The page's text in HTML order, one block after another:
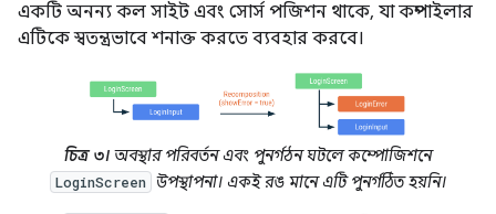
একটি অনন্য কল সাইট এবং সোর্স পজিশন থাকে, যা কম্পাইলার
এটিকে স্বতন্ত্রভাবে শনাক্ত করতে ব্যবহার করবে।
চিত্র ৩। অবস্থার পরিবর্তন এবং পুনর্গঠন ঘটলে কম্পোজিশনে
LoginScreen উপস্থাপনা। একই রঙ মানে এটি পুনর্গঠিত হয়নি।